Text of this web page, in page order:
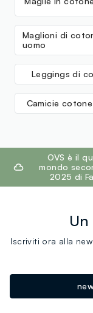
Maglioni di
uomo
Leggings di
Camicie
footer.ariatitleOVS è il
mondo
2025 di
Iscriviti ora alla